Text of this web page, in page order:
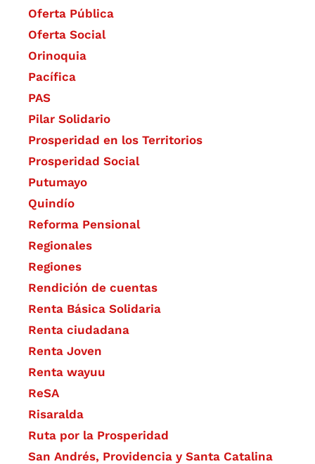
Oferta Pública
Oferta Social​​
Orinoquia
Pacífica
PAS
Pilar Solidario
Prosperidad en los Territorios
Prosperidad Social
Putumayo
Quindío
Reforma Pensional
Regionales
Regiones
Rendición de cuentas
Renta Básica Solidaria
Renta ciudadana
Renta Joven
Renta wayuu
ReSA
Risaralda
Ruta por la Prosperidad
San Andrés, Providencia y Santa Catalina